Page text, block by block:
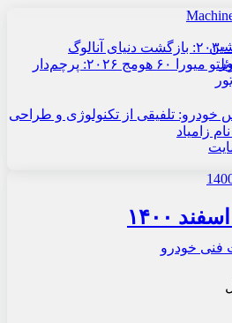
فنی خودرو
معرفی لامبورگینی روئلتو میورا ۶۰ هومج ۲۰۲۶: پرچم‌دار
خودرو: تلفیقی از تکنولوژی و طراحی
زامیاد